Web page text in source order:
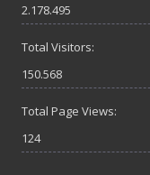
2.178.495
Total Visitors:
150.568
Total Page Views:
124